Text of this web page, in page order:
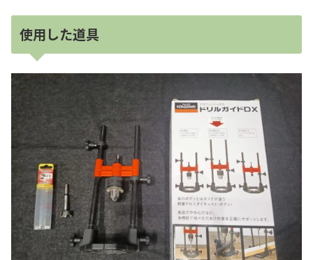
使用した道具